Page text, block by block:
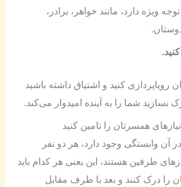
ویژه دارد، مانند خواهر، برادر،
رویاپردازی کنید و اشتیاق داشته باشید
شما را به آینده امیدوار می‌کند.
همسرتان را تامین کنید
آن وابستگی وجود دارد، هر دو نفر
طرفین هستند، این یعنی هر کدام باید
را درک کنند و بعد با طرف مقابل